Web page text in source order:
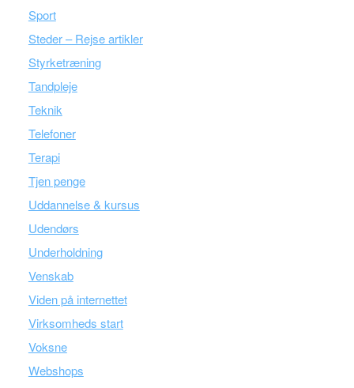
Sport
Steder – Rejse artikler
Styrketræning
Tandpleje
Teknik
Telefoner
Terapi
Tjen penge
Uddannelse & kursus
Udendørs
Underholdning
Venskab
Viden på internettet
Virksomheds start
Voksne
Webshops